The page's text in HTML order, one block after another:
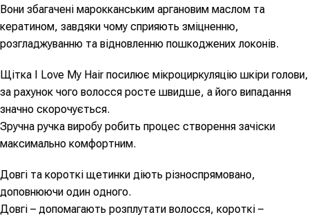
Вони збагачені марокканським аргановим маслом та
кератином, завдяки чому сприяють зміцненню,
розгладжуванню та відновленню пошкоджених локонів.
Щітка I Love My Hair посилює мікроциркуляцію шкіри голови,
за рахунок чого волосся росте швидше, а його випадання
значно скорочується.
Зручна ручка виробу робить процес створення зачіски
максимально комфортним.
Довгі та короткі щетинки діють різноспрямовано,
доповнюючи один одного.
Довгі – допомагають розплутати волосся, короткі –